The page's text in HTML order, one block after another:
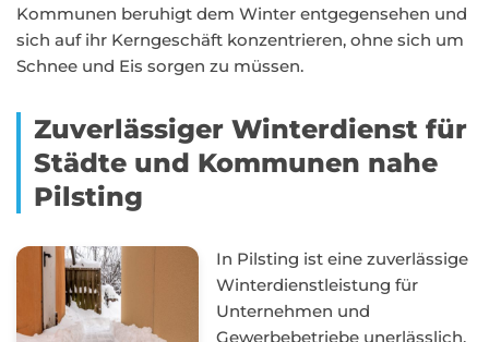
Kommunen beruhigt dem Winter entgegensehen und
sich auf ihr Kerngeschäft konzentrieren, ohne sich um
Schnee und Eis sorgen zu müssen.
Zuverlässiger Winterdienst für
Städte und Kommunen nahe
Pilsting
In Pilsting ist eine zuverlässige
Winterdienstleistung für
Unternehmen und
Gewerbebetriebe unerlässlich,